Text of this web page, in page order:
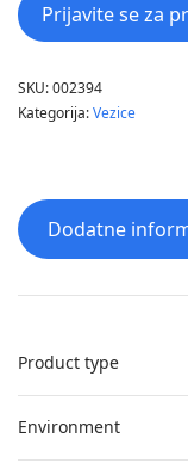
Prijavite se za
SKU:002394
Kategorija:Vezice
Dodatne
Product type
Environment